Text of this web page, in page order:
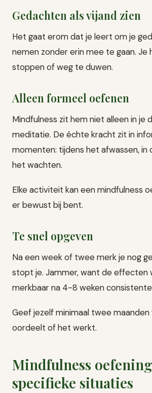
Gedachten als vijand zien
Het gaat erom dat je leert om je
nemen zonder erin mee te gaan.
stoppen of weg te duwen.
Alleen formeel oefenen
Mindfulness zit hem niet alleen in je
meditatie. De échte kracht zit in
momenten: tijdens het afwassen, in
het wachten.
Elke activiteit kan een mindfulness
er bewust bij bent.
Te snel opgeven
Na een week of twee merk je nog
stopt je. Jammer, want de effecten
merkbaar na 4-8 weken
Geef jezelf minimaal twee
oordeelt of het werkt.
Mindfulness
specifieke situaties